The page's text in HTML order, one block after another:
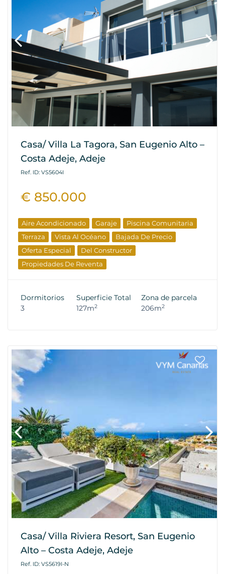
Casa/ Villa La Tagora, San Eugenio Alto –
Costa Adeje, Adeje
Ref. ID: VS5604I
€ 850.000
Aire Acondicionado Garaje
Piscina Comunitaria
Terraza
Vista Al Océano
Bajada De Precio
Oferta Especial
Del Constructor
Propiedades De Reventa
Dormitorios
3
Superficie Total
127m2
Zona de parcela
206m2
Casa/ Villa Riviera Resort, San Eugenio
Alto – Costa Adeje, Adeje
Ref. ID: VS5619I-N